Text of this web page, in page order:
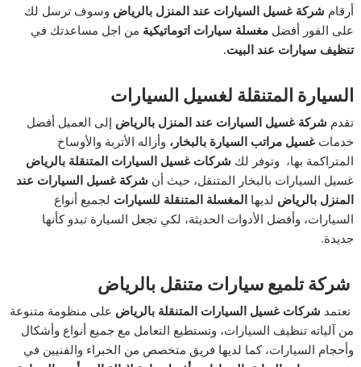
أرقام شركة غسيل السيارات عند المنزل بالرياض وسوف ترسل لك
على الفور أفضلمغسلة سيارات اتوماتيكية من اجل مساعدتك في
تنظيف سيارات عند البيت.
السيارة المتنقلة لغسيل السيارات
تقدم شركة غسيل السيارات عند المنزل بالرياض إلى العميل أفضل
خدماتغسيل مراتب السيارة بالبخار، وأزاله الأتربة والأوساخ
المتراكمة بها، وتوفر لك شركات غسيل السيارات المتنقلة بالرياض
غسيل السيارات بالبخار المتنقل، حيث أن شركة غسيل السيارات عند
المنزل بالرياض لديهاالمغسلة المتنقلة للسيارات لجميع أنواع
السيارات، وأفضل الأدوات الحديثة، لكي تجعل السيارة تبدو كأنها
جديدة.
شركة تلميع سيارات متنقل بالرياض
تعتمد شركات غسيل السيارات المتنقلة بالرياض على منظومة متنوعة
من آلياته تنظيف السيارات، وتستطيع التعامل مع جميع أنواع وأشكال
وأحجام السيارات، كما لديها فريق متخصص من الخبراء والفنيين في